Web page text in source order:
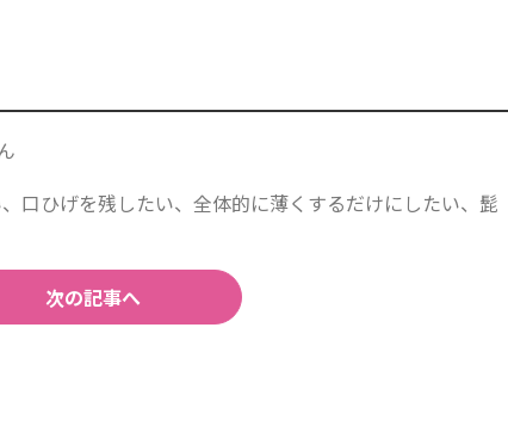
口ひげを残したい、全体的に薄くするだけにしたい、髭
次の記事へ